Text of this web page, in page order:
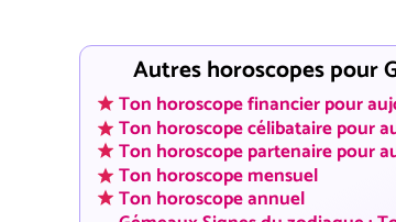
Autres horoscopes pour
Ton horoscope financier pour
Ton horoscope célibataire pour
Ton horoscope partenaire pour
Ton horoscope mensuel
Ton horoscope annuel